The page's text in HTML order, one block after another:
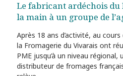
Le fabricant ardéchois du
la main à un groupe de
Après 18 ans d’activité, au
la Fromagerie du Vivarais ont
PME jusqu’à un niveau
distributeur de fromages